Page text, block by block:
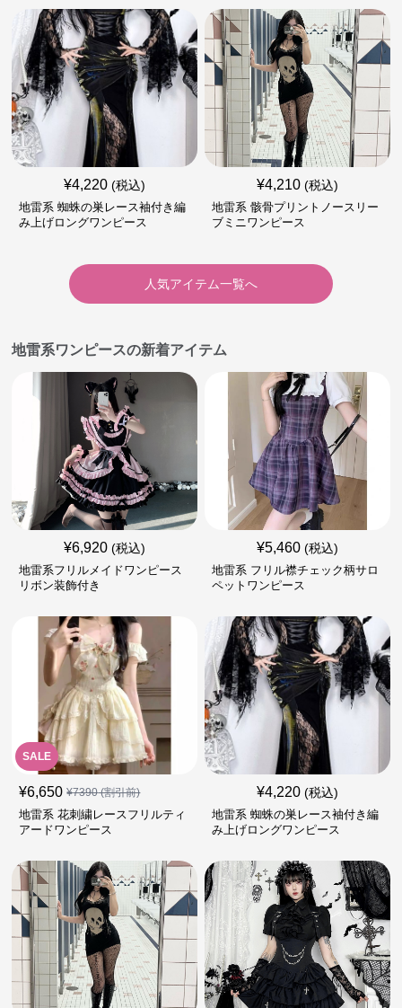
¥4,220 (税込)
地雷系 蜘蛛の巣レース袖付き編
み上げロングワンピース
¥4,210 (税込)
地雷系 骸骨プリントノースリー
ブミニワンピース
人気アイテム一覧へ
地雷系ワンピースの新着アイテム
¥6,920 (税込)
地雷系フリルメイドワンピース
リボン装飾付き
¥5,460 (税込)
地雷系 フリル襟チェック柄サロ
ペットワンピース
SALE
¥6,650 ¥7390(割引前)
地雷系 花刺繍レースフリルティ
アードワンピース
¥4,220 (税込)
地雷系 蜘蛛の巣レース袖付き編
み上げロングワンピース